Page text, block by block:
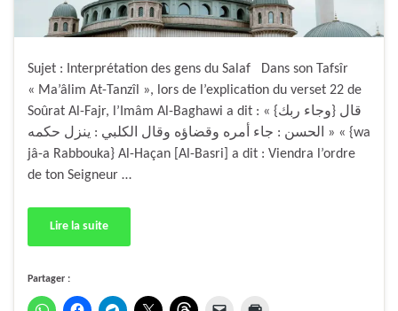
Sujet : Interprétation des gens du Salaf Dans son Tafsîr
« Ma’âlim At-Tanzîl », lors de l’explication du verset 22 de
Soûrat Al-Fajr, l’Imâm Al-Baghawi a dit : « {وجاء ربك} قال
الحسن : جاء أمره وقضاؤه وقال الكلبي : ينزل حكمه » « {wa
jâ-a Rabbouka} Al-Haçan [Al-Basri] a dit : Viendra l’ordre
de ton Seigneur …
Lire la suite
Partager :